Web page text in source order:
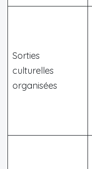
Sorties
culturelles
organisées